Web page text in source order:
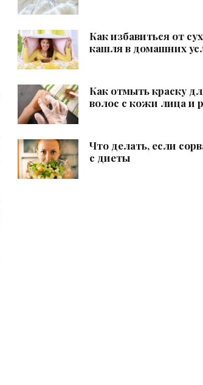
Как избавиться от
кашля в домашних
Как отмыть краску
волос с кожи лица и
Что делать, если
с диеты